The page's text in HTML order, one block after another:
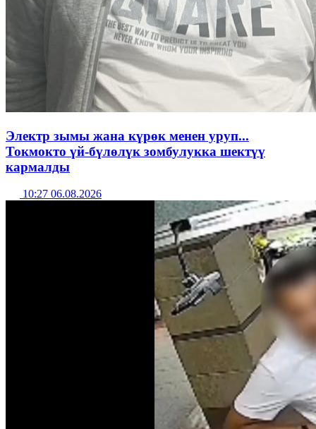
Электр зымы жана күрөк менен уруп...
Токмокто үй-бүлөлүк зомбулукка шектүү
кармалды
10:27 06.08.2026